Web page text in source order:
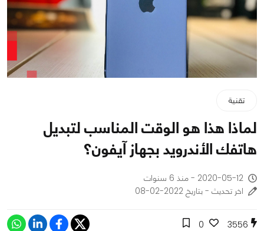
تقنية
لماذا هذا هو الوقت المناسب لتبديل
هاتفك الأندرويد بجهاز آيفون؟
2020-05-12 - منذ 6 سنوات
اخر تحديث - بتاريخ 2022-02-08
3556
0